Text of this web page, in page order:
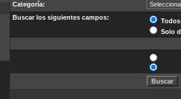
Categoría:
Buscar los siguientes campos:
Solo